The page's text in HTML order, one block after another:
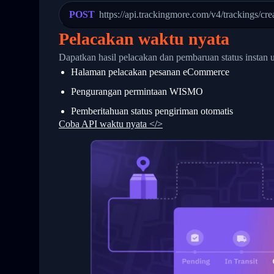
24
25
26
28
29
31
32
34
"Details": "Departed
          },
          {
"Date": "2017-03-06
"StatusDescription":
"Details": "BEIJING-
          }
      }
    ]
}
POST https://api.trackingmore.com/v4/trackings/
Pelacakan waktu nyata
Dapatkan hasil pelacakan dan pembaruan status
Halaman pelacakan pesanan eCommerce
Pengurangan permintaan WISMO
Pemberitahuan status pengiriman otomatis
Coba API waktu nyata </>